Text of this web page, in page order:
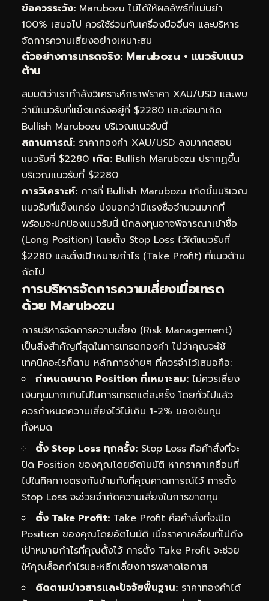
ข้อควรระวัง: Marubozu ไม่ได้ให้ผลลัพธ์ที่แม่นยำ
100% เสมอไป ควรใช้ร่วมกับเครื่องมืออื่นๆ และบริหาร
จัดการความเสี่ยงอย่างเหมาะสม
ตัวอย่างการเทรดจริง: Marubozu + แนวรับแนว
ต้าน
สมมติว่าเรากำลังวิเคราะห์กราฟราคา XAU/USD และพบ
ว่ามีแนวรับที่แข็งแกร่งอยู่ที่ $2280 และต่อมาเกิด
Bullish Marubozu บริเวณแนวรับนี้
สถานการณ์: ราคาทองคำ XAU/USD ลงมาทดสอบ
แนวรับที่ $2280 เกิด: Bullish Marubozu ปรากฏขึ้น
บริเวณแนวรับที่ $2280
การวิเคราะห์: การที่ Bullish Marubozu เกิดขึ้นบริเวณ
แนวรับที่แข็งแกร่ง บ่งบอกว่ามีแรงซื้อจำนวนมากที่
พร้อมจะปกป้องแนวรับนี้ นักลงทุนอาจพิจารณาเข้าซื้อ
(Long Position) โดยตั้ง Stop Loss ไว้ใต้แนวรับที่
$2280 และตั้งเป้าหมายกำไร (Take Profit) ที่แนวต้าน
ถัดไป
การบริหารจัดการความเสี่ยงเมื่อเทรด
ด้วย Marubozu
การบริหารจัดการความเสี่ยง (Risk Management)
เป็นสิ่งสำคัญที่สุดในการเทรดทองคำ ไม่ว่าคุณจะใช้
เทคนิคอะไรก็ตาม หลักการง่ายๆ ที่ควรจำไว้เสมอคือ:
กำหนดขนาด Position ที่เหมาะสม: ไม่ควรเสี่ยง
เงินทุนมากเกินไปในการเทรดแต่ละครั้ง โดยทั่วไปแล้ว
ควรกำหนดความเสี่ยงไว้ไม่เกิน 1-2% ของเงินทุน
ทั้งหมด
ตั้ง Stop Loss ทุกครั้ง: Stop Loss คือคำสั่งที่จะ
ปิด Position ของคุณโดยอัตโนมัติ หากราคาเคลื่อนที่
ไปในทิศทางตรงกันข้ามกับที่คุณคาดการณ์ไว้ การตั้ง
Stop Loss จะช่วยจำกัดความเสี่ยงในการขาดทุน
ตั้ง Take Profit: Take Profit คือคำสั่งที่จะปิด
Position ของคุณโดยอัตโนมัติ เมื่อราคาเคลื่อนที่ไปถึง
เป้าหมายกำไรที่คุณตั้งไว้ การตั้ง Take Profit จะช่วย
ให้คุณล็อคกำไรและหลีกเลี่ยงการพลาดโอกาส
ติดตามข่าวสารและปัจจัยพื้นฐาน: ราคาทองคำได้